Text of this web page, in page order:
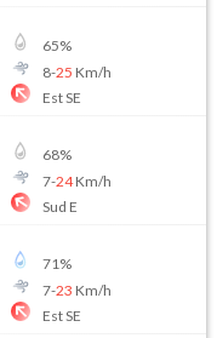
65%
8-25 Km/h
Est SE
68%
7-24Km/h
Sud E
71%
7-23 Km/h
Est SE